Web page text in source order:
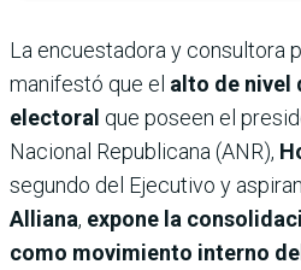
La encuestadora y consultora
manifestó que el alto de nivel
electoral que poseen el
Nacional Republicana (ANR),
segundo del Ejecutivo y
Alliana, expone la
como movimiento interno